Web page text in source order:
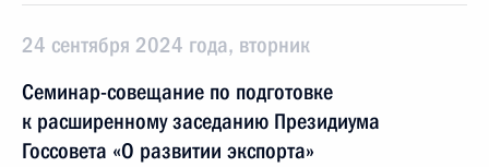
24 сентября 2024 года, вторник
Семинар-совещание по подготовке
к расширенному заседанию Президиума
Госсовета «О развитии экспорта»